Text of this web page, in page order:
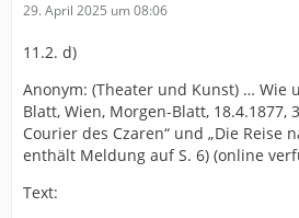
29. April 2025 um 08:06
11.2. d)
Anonym: (Theater und Kunst) … Wie
Blatt, Wien, Morgen-Blatt, 18.4.1877,
Courier des Czaren“ und „Die Reise
enthält Meldung auf S. 6) (online
Text: